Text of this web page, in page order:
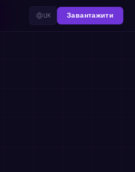
UK Завантажити